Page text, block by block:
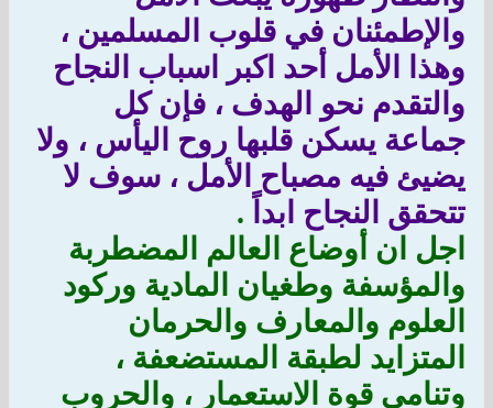
والإطمئنان في قلوب المسلمين ،
وهذا الأمل أحد اكبر اسباب النجاح
والتقدم نحو الهدف ، فإن كل
جماعة يسكن قلبها روح اليأس ، ولا
يضيئ فيه مصباح الأمل ، سوف لا
تتحقق النجاح ابداً .
اجل ان أوضاع العالم المضطربة
والمؤسفة وطغيان المادية وركود
العلوم والمعارف والحرمان
المتزايد لطبقة المستضعفة ،
وتنامي قوة الاستعمار ، والحروب